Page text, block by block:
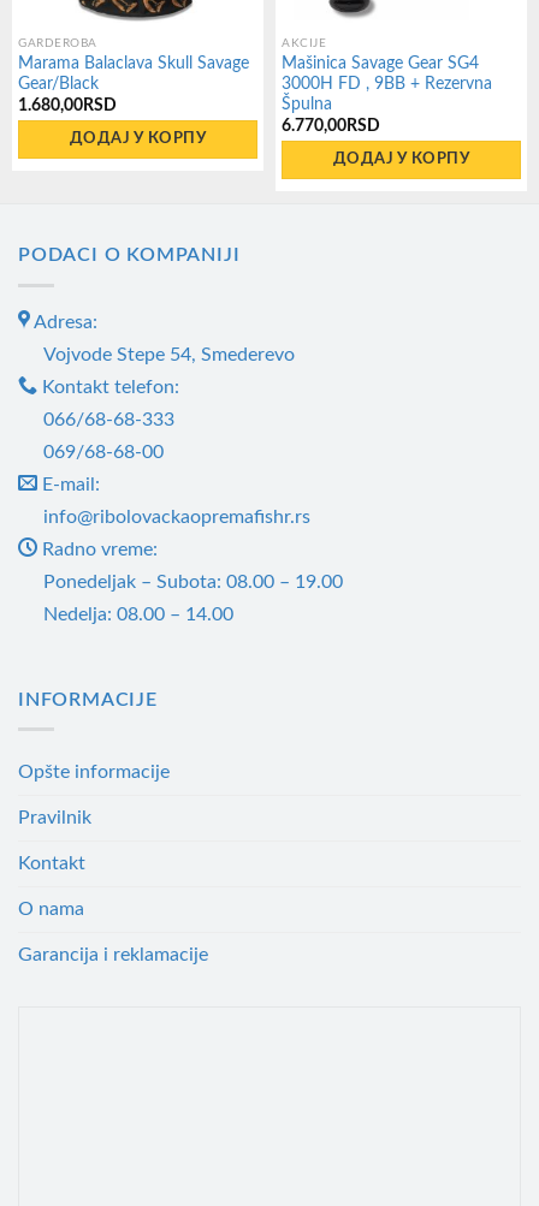
GARDEROBA
Marama Balaclava Skull Savage
Gear/Black
1.680,00 RSD
ДОДАЈ У КОРПУ
AKCIJE
Mašinica Savage Gear SG4
3000H FD , 9BB + Rezervna
Špulna
6.770,00 RSD
ДОДАЈ У КОРПУ
PODACI O KOMPANIJI
Adresa:
Vojvode Stepe 54, Smederevo
Kontakt telefon:
066/68-68-333
069/68-68-00
E-mail:
info@ribolovackaopremafishr.rs
Radno vreme:
Ponedeljak – Subota: 08.00 – 19.00
Nedelja: 08.00 – 14.00
INFORMACIJE
Opšte informacije
Pravilnik
Kontakt
O nama
Garancija i reklamacije